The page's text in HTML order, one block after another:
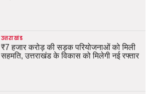
उत्तराखंड
₹7 हजार करोड़ की सड़क परियोजनाओं को मिली
सहमति, उत्तराखंड के विकास को मिलेगी नई रफ्तार